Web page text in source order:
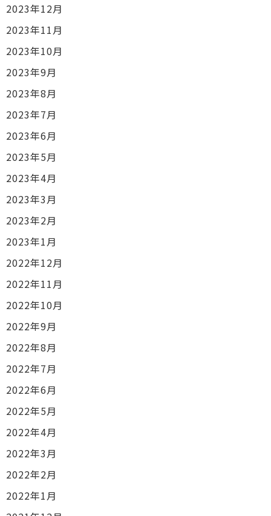
2023年12月
2023年11月
2023年10月
2023年9月
2023年8月
2023年7月
2023年6月
2023年5月
2023年4月
2023年3月
2023年2月
2023年1月
2022年12月
2022年11月
2022年10月
2022年9月
2022年8月
2022年7月
2022年6月
2022年5月
2022年4月
2022年3月
2022年2月
2022年1月